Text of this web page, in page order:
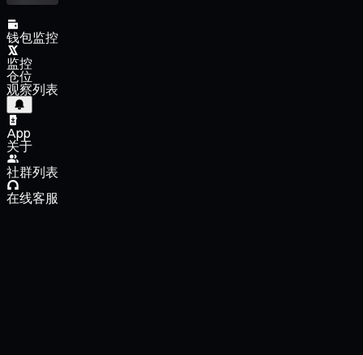
钱包监控
监控
仓位
观察列表
App
关于
社群列表
在线客服